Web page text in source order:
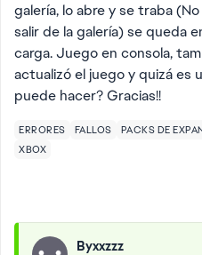
galería, lo abre y se traba
salir de la galería) se queda
carga. Juego en consola,
actualizó el juego y quizá es
puede hacer? Gracias!!
ERRORES FALLOS PACKS DE
XBOX
Byxxzzz